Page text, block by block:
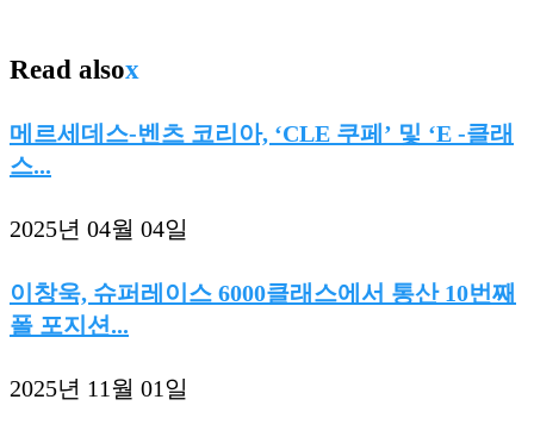
Read alsox
메르세데스-벤츠 코리아, ‘CLE 쿠페’ 및 ‘E -클래
스...
2025년 04월 04일
이창욱, 슈퍼레이스 6000클래스에서 통산 10번째
폴 포지션...
2025년 11월 01일